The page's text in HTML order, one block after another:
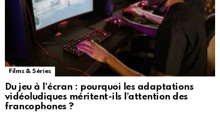
Films & Séries
Du jeu à l’écran : pourquoi les adaptations
vidéoludiques méritent-ils l’attention des
francophones ?